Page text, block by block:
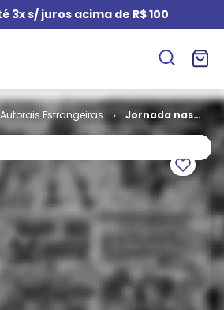
3x s/ juros acima de R$ 100
Autorais Estrangeiras
Jornada nas
Estrelas